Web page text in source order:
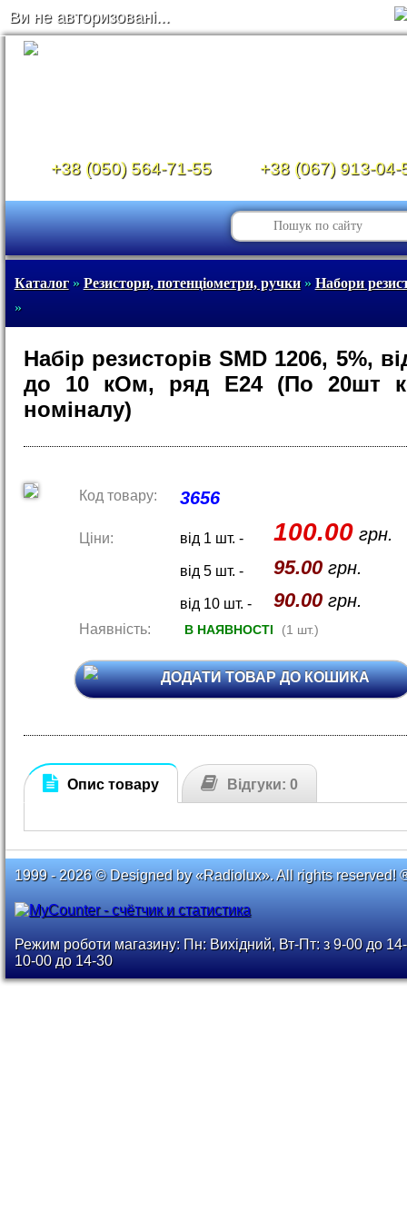
Ви не авторизовані...
+38 (050) 564-71-55 +38 (067) 913-04-
Каталог» Резистори, потенціометри, ручки» Набори
»
Набір резисторів SMD 1206, 5%,
до 10 кОм, ряд Е24 (По 20шт
номіналу)
Код товару: 3656
Ціни: від 1 шт. - 100.00грн.
від 5 шт. - 95.00грн.
від 10 шт. - 90.00грн.
Наявність: В НАЯВНОСТІ (1 шт.)
ДОДАТИ ТОВАР ДО КОШИКА
Опис товару Відгуки: 0
1999 - 2026 © Designed by «Radiolux». All rights reserved!
Режим роботи магазину: Пн: Вихідний, Вт-Пт: з 9-00 до
10-00 до 14-30